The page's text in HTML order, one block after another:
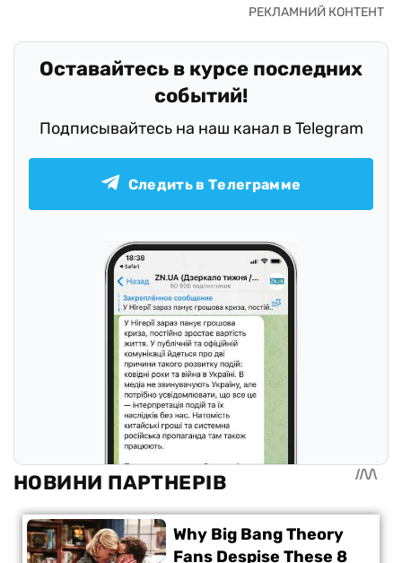
Оставайтесь в курсе последних
событий!
Подписывайтесь на наш канал в Telegram
Следить в Телеграмме